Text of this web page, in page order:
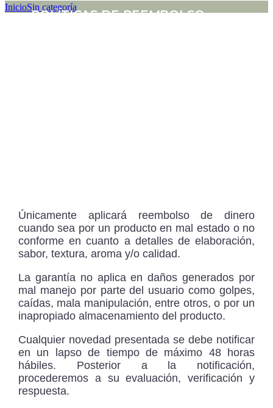
InicioSin categoría
POLÍTICAS DE REEMBOLSO
Únicamente aplicará reembolso de dinero
cuando sea por un producto en mal estado o no
conforme en cuanto a detalles de elaboración,
sabor, textura, aroma y/o calidad.
La garantía no aplica en daños generados por
mal manejo por parte del usuario como golpes,
caídas, mala manipulación, entre otros, o por un
inapropiado almacenamiento del producto.
Cualquier novedad presentada se debe notificar
en un lapso de tiempo de máximo 48 horas
hábiles. Posterior a la notificación,
procederemos a su evaluación, verificación y
respuesta.